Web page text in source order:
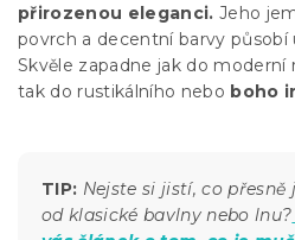
přirozenou eleganci. Jeho
povrch a decentní barvy působí
Skvěle zapadne jak do
tak do rustikálního nebo boho
TIP: Nejste si jistí, co
od klasické bavlny nebo lnu?